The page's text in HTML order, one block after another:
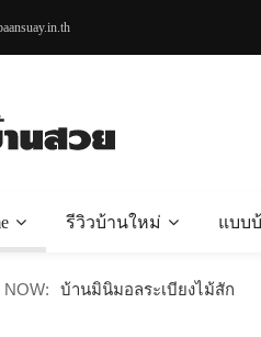
รีวิวบ้านใหม่ แบบ
บ้านเดี๋ยวเรียบง่าย สะอาดต